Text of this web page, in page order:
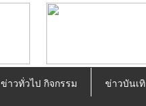
ข่าวทั่วไป กิจกรรม ข่าวบันเ